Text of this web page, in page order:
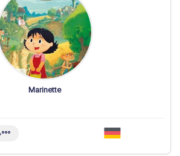
Marinette
31,000 تومان